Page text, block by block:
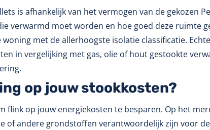
is afhankelijk van het vermogen van de gekozen
verwarmd moet worden en hoe goed deze ruimte
met de allerhoogste isolatie classificatie.
in vergelijking met gas, olie of hout gestookte
op jouw stookkosten?
flink op jouw energiekosten te besparen. Op het
of andere grondstoffen verantwoordelijk zijn voor